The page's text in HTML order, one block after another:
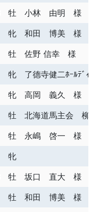
牡
小林 由明 様
牝
和田 博美 様
牡
佐野 信幸 様
牝
了德寺健二ﾎｰﾙﾃﾞ
牝
高岡 義久 様
牡
北海道馬主会 柳
牡
永嶋 啓一 様
牝
牡
坂口 直大 様
牡
和田 博美 様